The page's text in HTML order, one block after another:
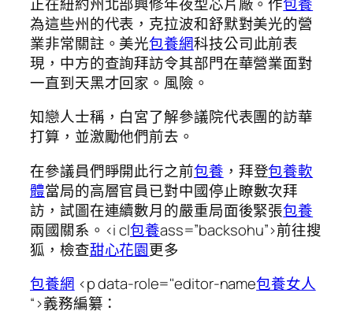
為這些州的代表，克拉波和舒默對美光的營
業非常關註。美光包養網科技公司此前表
現，中方的查詢拜訪令其部門在華營業面對
一直到天黑才回家。風險。
知戀人士稱，白宮了解參議院代表團的訪華
打算，並激勵他們前去。
在參議員們睜開此行之前包養 ，拜登包養軟
體當局的高層官員已對中國停止瞭數次拜
訪，試圖在連續數月的嚴重局面後緊張包養
兩國關系。 <i cl包養ass=”backsohu”>前往搜
狐，檢查甜心花園更多
包養網 <p data-role="editor-name包養女人
“>義務編纂：